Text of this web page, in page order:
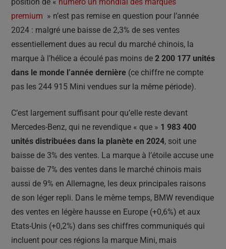
position de « numéro un mondial des marques
premium » n’est pas remise en question pour l’année
2024 : malgré une baisse de 2,3% de ses ventes
essentiellement dues au recul du marché chinois, la
marque à l’hélice a écoulé pas moins de 2 200 177 unités
dans le monde l’année dernière (ce chiffre ne compte
pas les 244 915 Mini vendues sur la même période).
C’est largement suffisant pour qu’elle reste devant
Mercedes-Benz, qui ne revendique « que » 1 983 400
unités distribuées dans la planète en 2024, soit une
baisse de 3% des ventes. La marque à l’étoile accuse une
baisse de 7% des ventes dans le marché chinois mais
aussi de 9% en Allemagne, les deux principales raisons
de son léger repli. Dans le même temps, BMW revendique
des ventes en légère hausse en Europe (+0,6%) et aux
Etats-Unis (+0,2%) dans ses chiffres communiqués qui
incluent pour ces régions la marque Mini, mais